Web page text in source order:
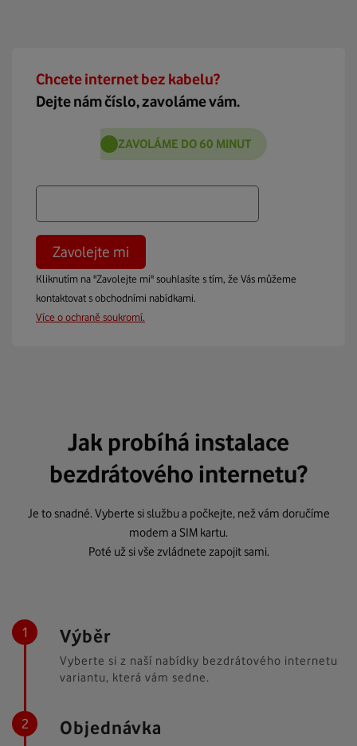
Chcete internet bez kabelu?
Dejte nám číslo, zavoláme vám.
ZAVOLÁME DO 60 MINUT
Zavolejte mi
Kliknutím na "Zavolejte mi" souhlasíte s tím, že Vás můžeme
kontaktovat s obchodními nabídkami.
Více o ochraně soukromí.
Jak probíhá instalace
bezdrátového internetu?
Je to snadné. Vyberte si službu a počkejte, než vám doručíme
modem a SIM kartu.
Poté už si vše zvládnete zapojit sami.
Výběr
Vyberte si z naší nabídky bezdrátového internetu
variantu, která vám sedne.
Objednávka